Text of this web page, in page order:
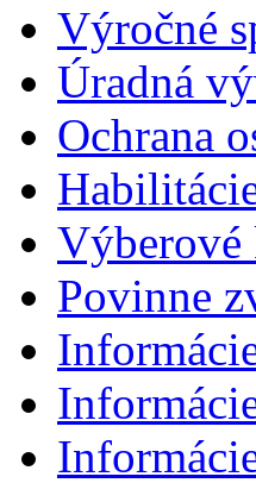
Výročné
Úradná
Ochrana
Výberové
Povinne